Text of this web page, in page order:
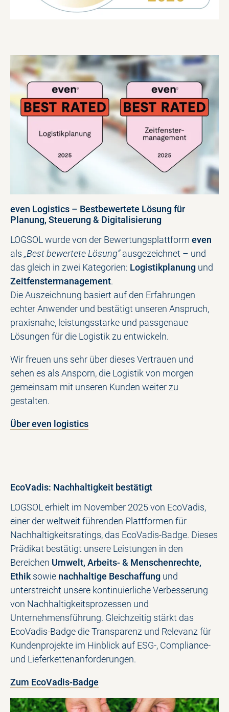
even Logistics – Bestbewertete Lösung für
Planung, Steuerung & Digitalisierung
LOGSOL wurde von der Bewertungsplattform even
als „Best bewertete Lösung“ausgezeichnet – und
das gleich in zwei Kategorien: Logistikplanung und
Zeitfenstermanagement.
Die Auszeichnung basiert auf den Erfahrungen
echter Anwender und bestätigt unseren Anspruch,
praxisnahe, leistungsstarke und passgenaue
Lösungen für die Logistik zu entwickeln.
Wir freuen uns sehr über dieses Vertrauen und
sehen es als Ansporn, die Logistik von morgen
gemeinsam mit unseren Kunden weiter zu
gestalten.
Über even logistics
EcoVadis: Nachhaltigkeit bestätigt
LOGSOL erhielt im November 2025 von EcoVadis,
einer der weltweit führenden Plattformen für
Nachhaltigkeitsratings, das EcoVadis-Badge. Dieses
Prädikat bestätigt unsere Leistungen in den
Bereichen Umwelt, Arbeits- & Menschenrechte,
Ethik sowie nachhaltige Beschaffung und
unterstreicht unsere kontinuierliche Verbesserung
von Nachhaltigkeitsprozessen und
Unternehmensführung. Gleichzeitig stärkt das
EcoVadis-Badge die Transparenz und Relevanz für
Kundenprojekte im Hinblick auf ESG-, Compliance-
und Lieferkettenanforderungen.
Zum EcoVadis-Badge